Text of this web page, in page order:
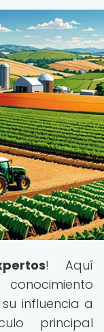
! Aquí
influencia a
principal